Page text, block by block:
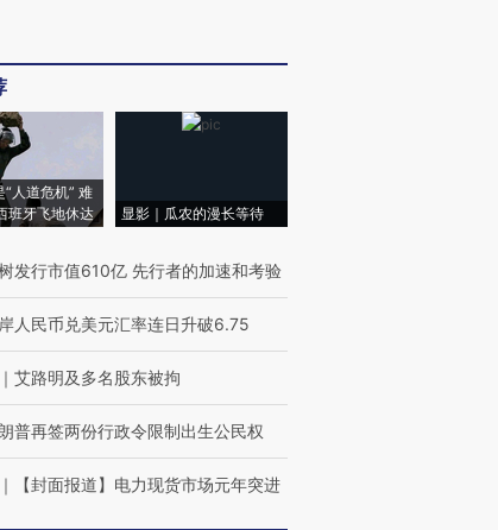
“人道危机” 难
班牙飞地休达
显影｜瓜农的漫长等待
发行市值610亿 先行者的加速和考验
人民币兑美元汇率连日升破6.75
｜ 艾路明及多名股东被拘
普再签两份行政令限制出生公民权
｜ 【封面报道】电力现货市场元年突进